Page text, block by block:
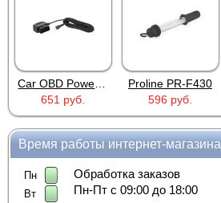
Proline PR-F430
596 руб.
AD XZGM-240500T
756 руб.
Время работы интернет-магазина
Пн
Вт
Обработка заказов
Пн-Пт с 09:00 до 18:00